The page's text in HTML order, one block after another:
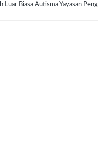
Luar Biasa Autisma Yayasan